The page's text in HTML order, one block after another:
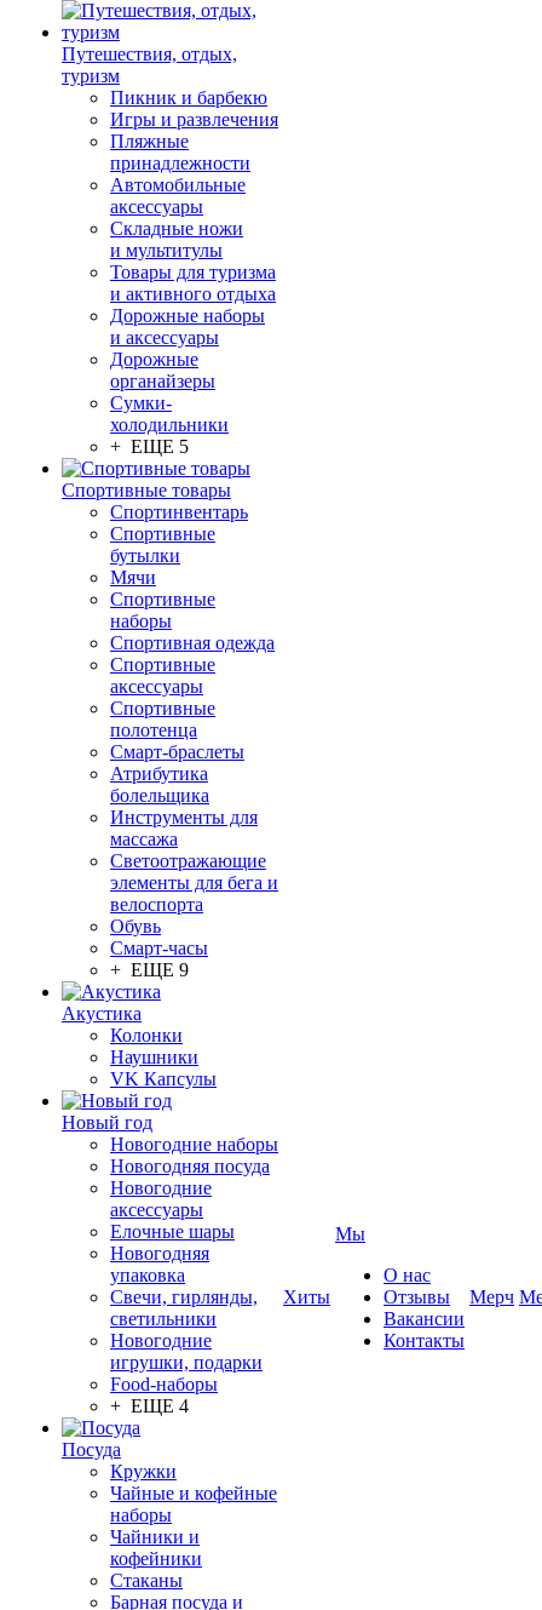
Путешествия, отдых,
туризм
Пикник и барбекю
Игры и развлечения
Пляжные
принадлежности
Автомобильные
аксессуары
Складные ножи
и мультитулы
Товары для туризма
и активного отдыха
Дорожные наборы
и аксессуары
Дорожные
органайзеры
Сумки-
холодильники
+ ЕЩЕ 5
Спортивные товары
Спортинвентарь
Спортивные
бутылки
Мячи
Спортивные
наборы
Спортивная одежда
Спортивные
аксессуары
Спортивные
полотенца
Смарт-браслеты
Атрибутика
болельщика
Инструменты для
массажа
Светоотражающие
элементы для бега и
велоспорта
Обувь
Смарт-часы
+ ЕЩЕ 9
Акустика
Колонки
Наушники
VK Капсулы
Новый год
Новогодние наборы
Новогодняя посуда
Новогодние
аксессуары
Елочные шары
Новогодняя
упаковка
Свечи, гирлянды,
светильники
Новогодние
игрушки, подарки
Food-наборы
+ ЕЩЕ 4
Посуда
Кружки
Чайные и кофейные
наборы
Чайники и
кофейники
Стаканы
Барная посуда и
Хиты
Мы
О нас
Отзывы
Вакансии
Контакты
Мерч